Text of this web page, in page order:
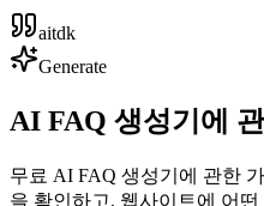
aitdk
Generate
AI FAQ 생성기에
무료 AI FAQ 생성기에 관한
을 확인하고, 웹사이트에 어